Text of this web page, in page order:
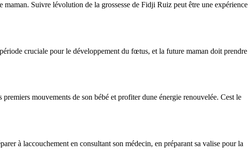
Suivre lévolution de la grossesse de Fidji Ruiz peut être une expérience
cruciale pour le développement du fœtus, et la future maman doit prendre
mouvements de son bébé et profiter dune énergie renouvelée. Cest le
à laccouchement en consultant son médecin, en préparant sa valise pour la